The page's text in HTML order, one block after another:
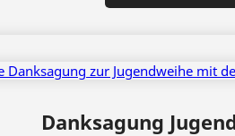
Danksagung